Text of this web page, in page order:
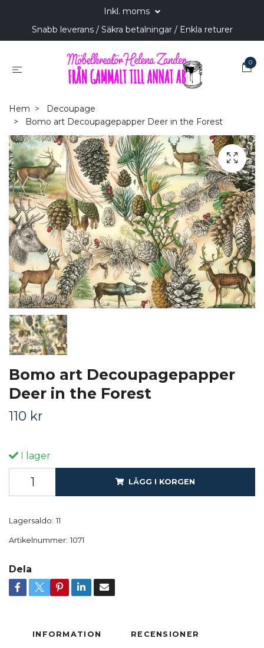
Inkl. moms
Snabb leverans / Säkra betalningar / Enkla returer
0
Hem
Decoupage
Bomo art Decoupagepapper Deer in the Forest
Bomo art Decoupagepapper
Deer in the Forest
110 kr
I lager
LÄGG I KORGEN
Lagersaldo: 11
Artikelnummer: 1071
Dela
INFORMATION RECENSIONER